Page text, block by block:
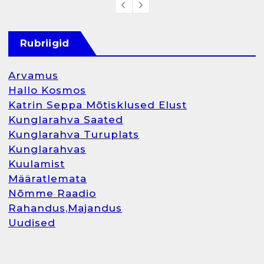
Rubriigid
Arvamus
Hallo Kosmos
Katrin Seppa Mõtisklused Elust
Kunglarahva Saated
Kunglarahva Turuplats
Kunglarahvas
Kuulamist
Määratlemata
Nõmme Raadio
Rahandus,Majandus
Uudised